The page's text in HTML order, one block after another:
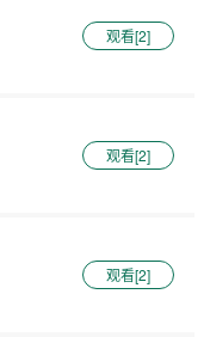
观看[2]
观看[2]
观看[2]